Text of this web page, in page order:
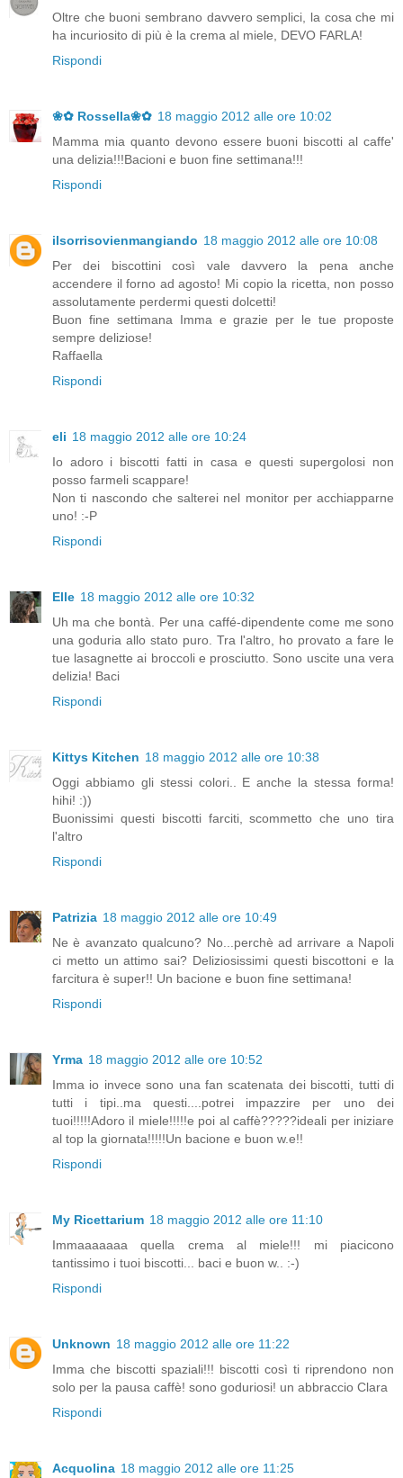
Oltre che buoni sembrano davvero semplici, la cosa che mi
ha incuriosito di più è la crema al miele, DEVO FARLA!
Rispondi
❀✿ Rossella❀✿ 18 maggio 2012 alle ore 10:02
Mamma mia quanto devono essere buoni biscotti al caffe'
una delizia!!!Bacioni e buon fine settimana!!!
Rispondi
ilsorrisovienmangiando 18 maggio 2012 alle ore 10:08
Per dei biscottini così vale davvero la pena anche
accendere il forno ad agosto! Mi copio la ricetta, non posso
assolutamente perdermi questi dolcetti!
Buon fine settimana Imma e grazie per le tue proposte
sempre deliziose!
Raffaella
Rispondi
eli 18 maggio 2012 alle ore 10:24
Io adoro i biscotti fatti in casa e questi supergolosi non
posso farmeli scappare!
Non ti nascondo che salterei nel monitor per acchiapparne
uno! :-P
Rispondi
Elle 18 maggio 2012 alle ore 10:32
Uh ma che bontà. Per una caffé-dipendente come me sono
una goduria allo stato puro. Tra l'altro, ho provato a fare le
tue lasagnette ai broccoli e prosciutto. Sono uscite una vera
delizia! Baci
Rispondi
Kittys Kitchen 18 maggio 2012 alle ore 10:38
Oggi abbiamo gli stessi colori.. E anche la stessa forma!
hihi! :))
Buonissimi questi biscotti farciti, scommetto che uno tira
l'altro
Rispondi
Patrizia 18 maggio 2012 alle ore 10:49
Ne è avanzato qualcuno? No...perchè ad arrivare a Napoli
ci metto un attimo sai? Deliziosissimi questi biscottoni e la
farcitura è super!! Un bacione e buon fine settimana!
Rispondi
Yrma 18 maggio 2012 alle ore 10:52
Imma io invece sono una fan scatenata dei biscotti, tutti di
tutti i tipi..ma questi....potrei impazzire per uno dei
tuoi!!!!!Adoro il miele!!!!!e poi al caffè?????ideali per iniziare
al top la giornata!!!!!Un bacione e buon w.e!!
Rispondi
My Ricettarium 18 maggio 2012 alle ore 11:10
Immaaaaaaa quella crema al miele!!! mi piacicono
tantissimo i tuoi biscotti... baci e buon w.. :-)
Rispondi
Unknown 18 maggio 2012 alle ore 11:22
Imma che biscotti spaziali!!! biscotti così ti riprendono non
solo per la pausa caffè! sono goduriosi! un abbraccio Clara
Rispondi
Acquolina 18 maggio 2012 alle ore 11:25